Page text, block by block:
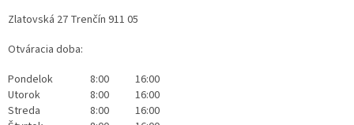
Zlatovská 27 Trenčín 911 05
Otváracia doba:
Pondelok
8:00
16:00
Utorok
8:00
16:00
Streda
8:00
16:00